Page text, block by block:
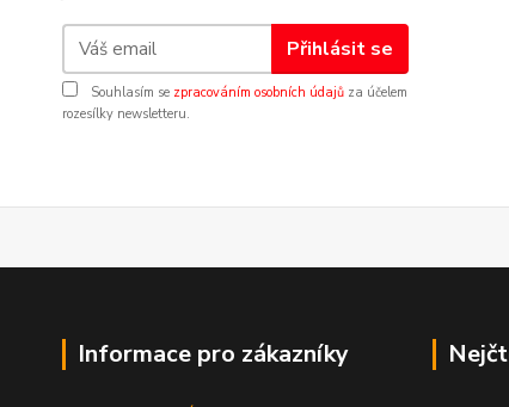
Přihlásit se
Souhlasím se zpracováním osobních údajů za účelem
rozesílky newsletteru.
Informace pro zákazníky